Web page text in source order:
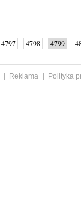
4797 4798 4799
Reklama
Polityka